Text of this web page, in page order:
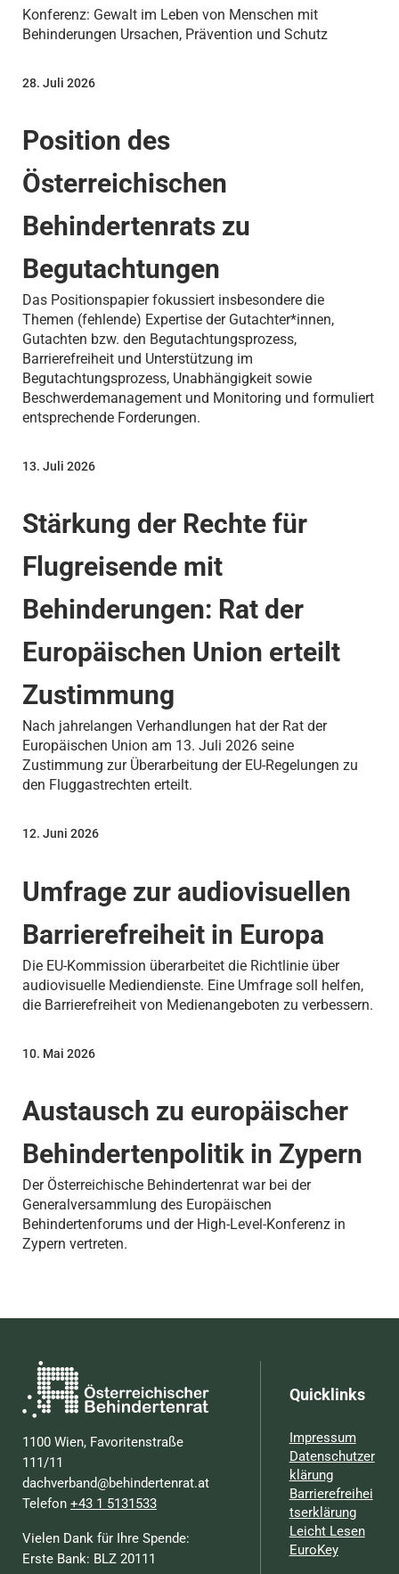
Konferenz: Gewalt im Leben von Menschen mit
Behinderungen Ursachen, Prävention und Schutz
Position des
Österreichischen
Behindertenrats zu
Begutachtungen
28. Juli 2026
Das Positionspapier fokussiert insbesondere die
Themen (fehlende) Expertise der Gutachter*innen,
Gutachten bzw. den Begutachtungsprozess,
Barrierefreiheit und Unterstützung im
Begutachtungsprozess, Unabhängigkeit sowie
Beschwerdemanagement und Monitoring und formuliert
entsprechende Forderungen.
Stärkung der Rechte für
Flugreisende mit
Behinderungen: Rat der
Europäischen Union erteilt
Zustimmung
13. Juli 2026
Nach jahrelangen Verhandlungen hat der Rat der
Europäischen Union am 13. Juli 2026 seine
Zustimmung zur Überarbeitung der EU-Regelungen zu
den Fluggastrechten erteilt.
Umfrage zur audiovisuellen
Barrierefreiheit in Europa
12. Juni 2026
Die EU-Kommission überarbeitet die Richtlinie über
audiovisuelle Mediendienste. Eine Umfrage soll helfen,
die Barrierefreiheit von Medienangeboten zu verbessern.
Austausch zu europäischer
Behindertenpolitik in Zypern
10. Mai 2026
Der Österreichische Behindertenrat war bei der
Generalversammlung des Europäischen
Behindertenforums und der High-Level-Konferenz in
Zypern vertreten.
1100 Wien, Favoritenstraße
111/11
dachverband@behindertenrat.at
Telefon+43 1 5131533
Vielen Dank für Ihre Spende:
Erste Bank: BLZ 20111
Quicklinks
Impressum
Datenschutzer
klärung
Barrierefreihei
tserklärung
Leicht Lesen
EuroKey